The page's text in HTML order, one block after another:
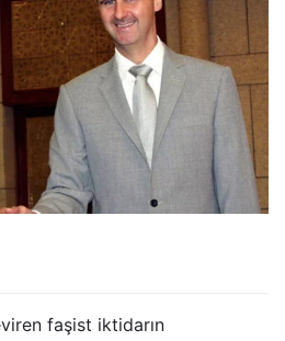
faşist iktidarın